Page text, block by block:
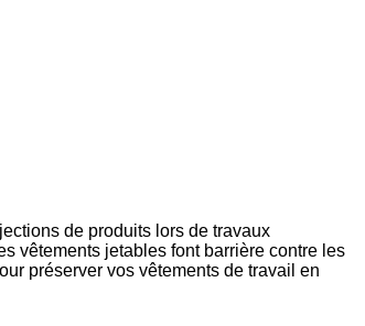
de produits lors de travaux
vêtements jetables font barrière contre les
préserver vos vêtements de travail en